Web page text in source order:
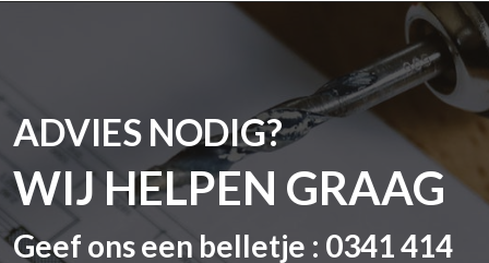
ADVIES NODIG?
WIJ HELPEN GRAAG
Geef ons een belletje : 0341 414